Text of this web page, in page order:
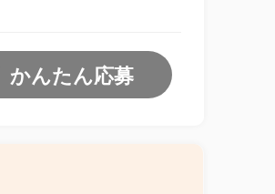
かんたん応募